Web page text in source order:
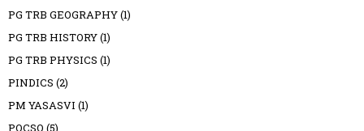
PG TRB GEOGRAPHY(1)
PG TRB HISTORY(1)
PG TRB PHYSICS (1)
PINDICS (2)
PM YASASVI (1)
POCSO (5)